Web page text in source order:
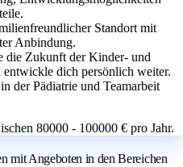
Standort mit
Anbindung.
die Zukunft der Kinder- und
dich persönlich weiter.
der Pädiatrie und Teamarbeit
80000 - 100000 € pro Jahr.
mit Angeboten in den Bereichen